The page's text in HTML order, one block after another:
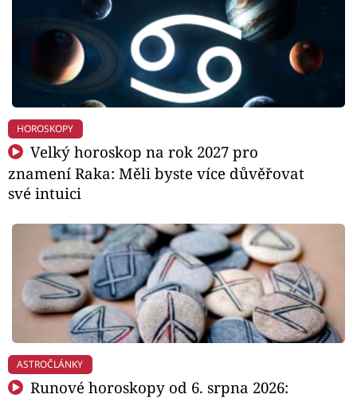
HOROSKOPY
Velký horoskop na rok 2027 pro
znamení Raka: Měli byste více důvěřovat
své intuici
ASTROČLÁNKY
Runové horoskopy od 6. srpna 2026: